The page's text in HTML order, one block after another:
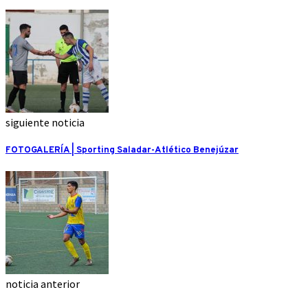
siguiente noticia
FOTOGALERÍA | Sporting Saladar-Atlético Benejúzar
noticia anterior